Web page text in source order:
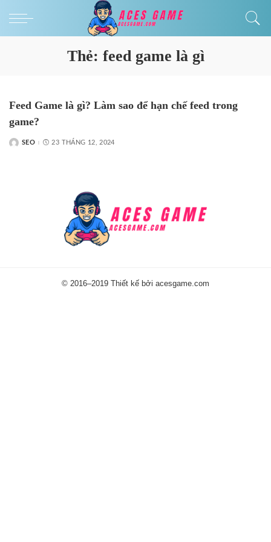
Thẻ: feed game là gì​
Feed Game là gì​? Làm sao để hạn chế feed trong
game?
SEO 23 THÁNG 12, 2024
© 2016–2019 Thiết kế bởi acesgame.com